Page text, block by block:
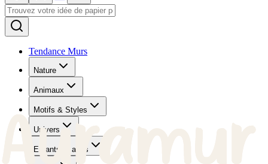
Tendance Murs
Nature
Animaux
Motifs & Styles
Univers
Enfants et ados